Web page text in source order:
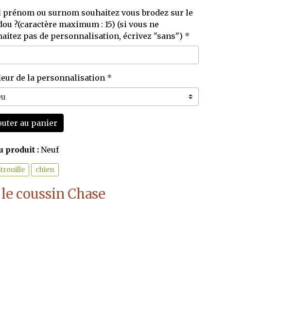
prénom ou surnom souhaitez vous brodez sur le
?(caractère maximum : 15) (si vous ne
pas de personnalisation, écrivez "sans")
de la personnalisation
au panier
produit : Neuf
chien
coussin Chase